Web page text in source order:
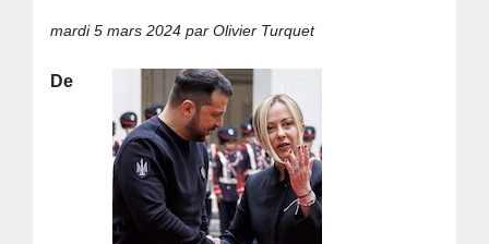
mardi 5 mars 2024 par Olivier Turquet
De